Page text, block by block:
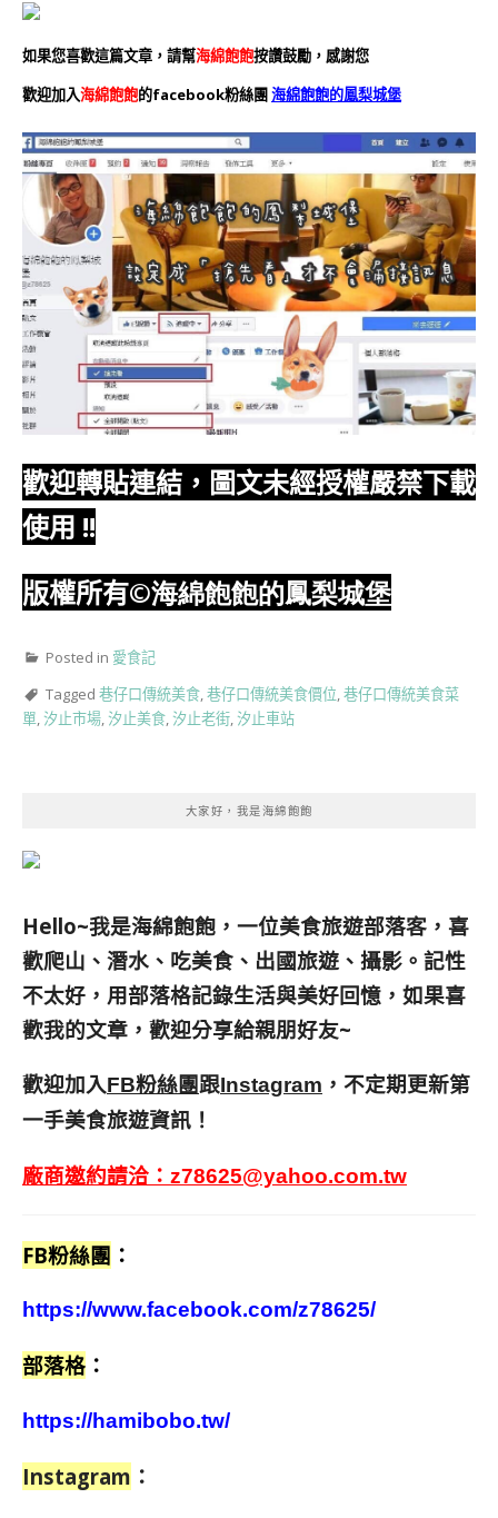
如果您喜歡這篇文章，請幫海綿飽飽按讚鼓勵，感謝您
歡迎加入海綿飽飽的facebook粉絲團海綿飽飽的鳳梨城堡
歡迎轉貼連結，圖文未經授權嚴禁下載
使用 !!
版權所有©海綿飽飽的鳳梨城堡
Posted in 愛食記
Tagged 巷仔口傳統美食,巷仔口傳統美食價位,巷仔口傳統美食菜
單,汐止市場,汐止美食,汐止老街,汐止車站
大家好，我是海綿飽飽
Hello~我是海綿飽飽，一位美食旅遊部落客， 喜
歡爬山、潛水、吃美食、出國旅遊、攝影。 記性
不太好，用部落格記錄生活與美好回憶， 如果喜
歡我的文章，歡迎分享給親朋好友~
歡迎加入FB粉絲團跟Instagram ，不定期更新第
一手美食旅遊資訊！
廠商邀約請洽： z78625@yahoo.com.tw
FB粉絲團 ：
https://www.facebook.com/z78625/
部落格 ：
https://hamibobo.tw/
Instagram ：